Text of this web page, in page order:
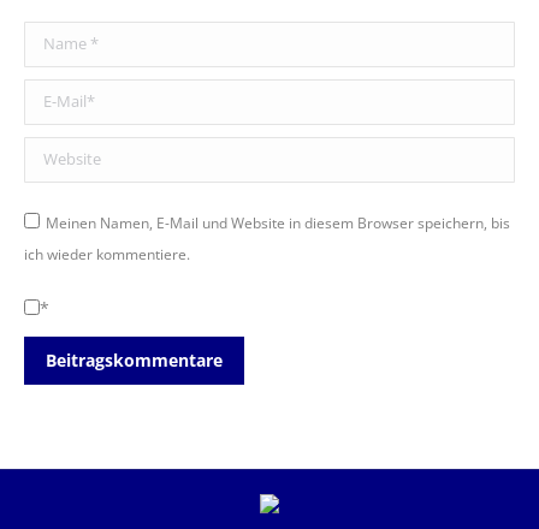
Name *
E-Mail *
Website
Meinen Namen, E-Mail und Website in diesem Browser speichern, bis
ich wieder kommentiere.
*
Beitragskommentare